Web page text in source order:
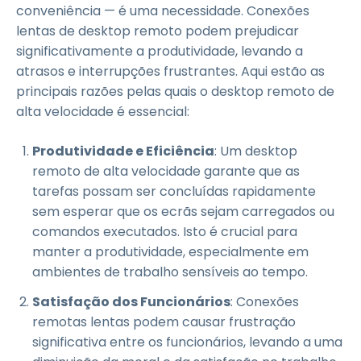
conveniência — é uma necessidade. Conexões
lentas de desktop remoto podem prejudicar
significativamente a produtividade, levando a
atrasos e interrupções frustrantes. Aqui estão as
principais razões pelas quais o desktop remoto de
alta velocidade é essencial:
Produtividade e Eficiência: Um desktop
remoto de alta velocidade garante que as
tarefas possam ser concluídas rapidamente
sem esperar que os ecrãs sejam carregados ou
comandos executados. Isto é crucial para
manter a produtividade, especialmente em
ambientes de trabalho sensíveis ao tempo.
Satisfação dos Funcionários: Conexões
remotas lentas podem causar frustração
significativa entre os funcionários, levando a uma